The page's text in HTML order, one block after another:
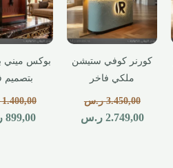
كورنر كوفي ستيشن
ملكي فاخر
3.450,00 ر.س
2.749,00 ر.س
بوكس ميني
بتصميم
1.400,00
899,00